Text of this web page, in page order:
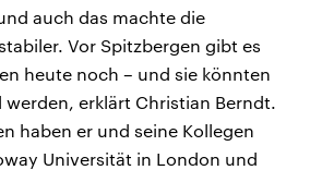
auch das machte die
Vor Spitzbergen gibt es
heute noch – und sie könnten
erklärt Christian Berndt.
haben er und seine Kollegen
Universität in London und